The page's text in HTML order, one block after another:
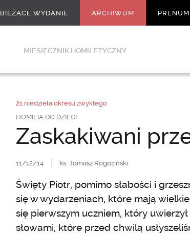
BIEŻĄCE WYDANIE ARCHIWUM
MIESIĘCZNIK HOMILETYCZNY
21 niedziela okresu zwykłego
HOMILIA DO DZIECI
Zaskakiwani
11/12/14 ks. Tomasz Rogoziński
Święty Piotr, pomimo słabości i
się w wydarzeniach, które mają
się pierwszym uczniem, który
słowami, które przed chwilą